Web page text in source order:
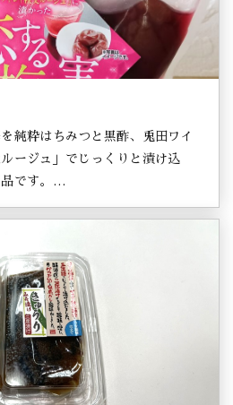
純粋はちみつと黒酢、兎田ワイ
ージュ」でじっくりと漬け込
品です。…